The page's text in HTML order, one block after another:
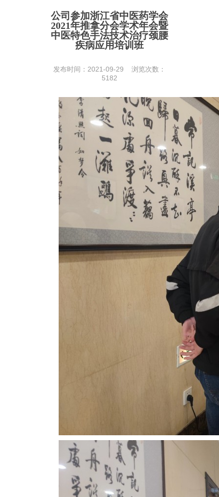
公司参加浙江省中医药学会
2021年推拿分会学术年会暨
中医特色手法技术治疗颈腰
疾病应用培训班
发布时间：2021-09-29 浏览次数：
5182